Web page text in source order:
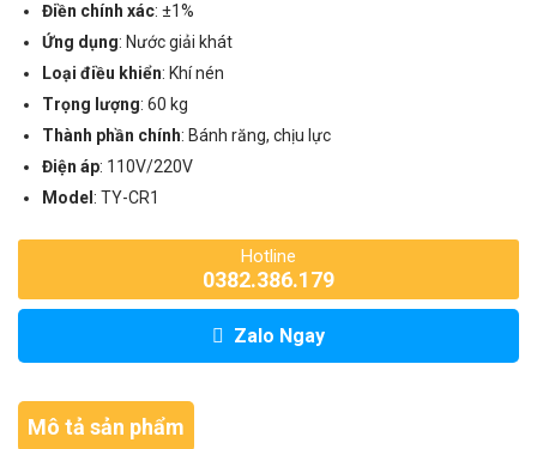
Điền chính xác: ±1%
Ứng dụng: Nước giải khát
Loại điều khiển: Khí nén
Trọng lượng: 60 kg
Thành phần chính: Bánh răng, chịu lực
Điện áp: 110V/220V
Model : TY-CR1
Hotline
0382.386.179
Zalo Ngay
Mô tả sản phẩm